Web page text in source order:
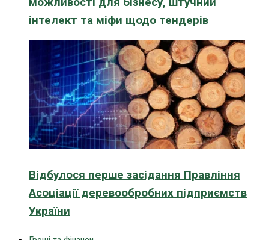
інтелект та міфи щодо тендерів
Відбулося перше засідання Правління
Асоціації деревообробних підприємств
України